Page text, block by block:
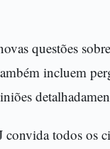
questões
incluem
todos os